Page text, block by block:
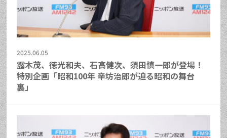
2025.06.05
露木茂、徳光和夫、石高健次、須田慎一郎が登場！
特別企画「昭和100年 辛坊治郎が迫る昭和の舞台
裏」